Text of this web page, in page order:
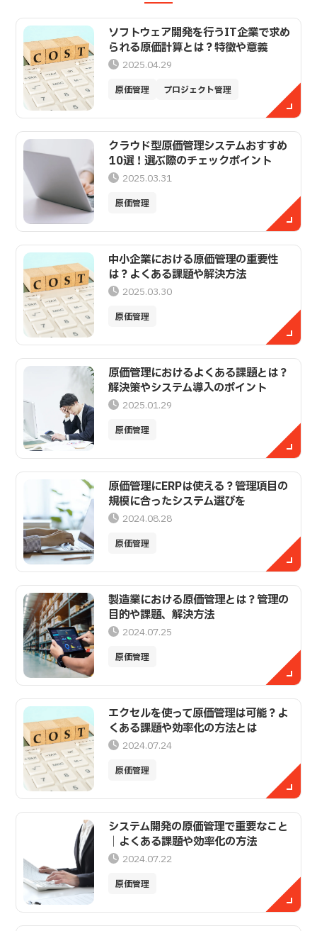
購買申請管理
稟議承認
外注先管理
仕入管理
納品検品管理
開発工数管理
作業進捗管理
代理店管理
フランチャイズ管理
セミナー管理
その他
ソフトウェア開発を行うIT企業で求め
られる原価計算とは？特徴や意義
2025.04.29
原価管理 プロジェクト管理
クラウド型原価管理システムおすすめ
10選！選ぶ際のチェックポイント
2025.03.31
原価管理
中小企業における原価管理の重要性
は？よくある課題や解決方法
2025.03.30
原価管理
原価管理におけるよくある課題とは？
解決策やシステム導入のポイント
2025.01.29
原価管理
原価管理にERPは使える？管理項目の
規模に合ったシステム選びを
2024.08.28
原価管理
製造業における原価管理とは？管理の
目的や課題、解決方法
2024.07.25
原価管理
エクセルを使って原価管理は可能？よ
くある課題や効率化の方法とは
2024.07.24
原価管理
システム開発の原価管理で重要なこと
｜よくある課題や効率化の方法
2024.07.22
原価管理